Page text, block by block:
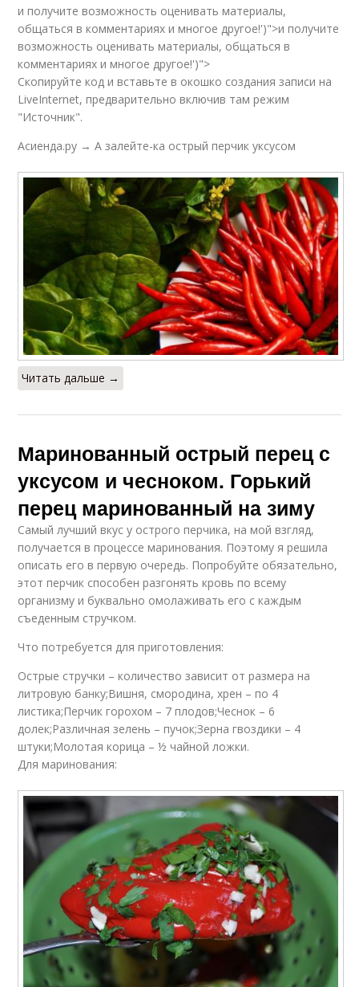
и получите возможность оценивать материалы,
общаться в комментариях и многое другое!')">и получите
возможность оценивать материалы, общаться в
комментариях и многое другое!')">
Скопируйте код и вставьте в окошко создания записи на
LiveInternet, предварительно включив там режим
"Источник".
Асиенда.ру → А залейте-ка острый перчик уксусом
Читать дальше →
Маринованный острый перец с
уксусом и чесноком. Горький
перец маринованный на зиму
Самый лучший вкус у острого перчика, на мой взгляд,
получается в процессе маринования. Поэтому я решила
описать его в первую очередь. Попробуйте обязательно,
этот перчик способен разгонять кровь по всему
организму и буквально омолаживать его с каждым
съеденным стручком.
Что потребуется для приготовления:
Острые стручки – количество зависит от размера на
литровую банку;Вишня, смородина, хрен – по 4
листика;Перчик горохом – 7 плодов;Чеснок – 6
долек;Различная зелень – пучок;Зерна гвоздики – 4
штуки;Молотая корица – ½ чайной ложки.
Для маринования: